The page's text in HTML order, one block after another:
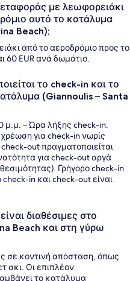
με λεωφορειάκι
αυτό το κατάλυμα
Beach);
από το αεροδρόμιο προς το
60 EUR ανά δωμάτιο.
το check-in και το
(Giannoulis – Santa
μ.μ. – Ώρα λήξης check-in:
για check-in νωρίς
out πραγματοποιείται
για check-out αργά
Γρήγορο check-in
in και check-out είναι
διαθέσιμες στο
Beach και στη γύρω
σε κοντινή απόσταση, όπως
σκι. Οι επιπλέον
το κατάλυμα